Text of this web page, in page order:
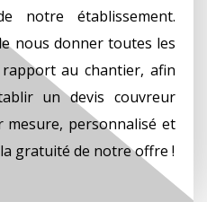
notre établissement.
nous donner toutes les
au chantier, afin
un devis couvreur
personnalisé et
gratuité de notre offre !